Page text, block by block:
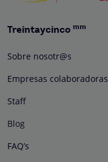
Treintaycinco mm
Sobre nosotr@s
Empresas colaboradoras
Staff
Blog
FAQ’s